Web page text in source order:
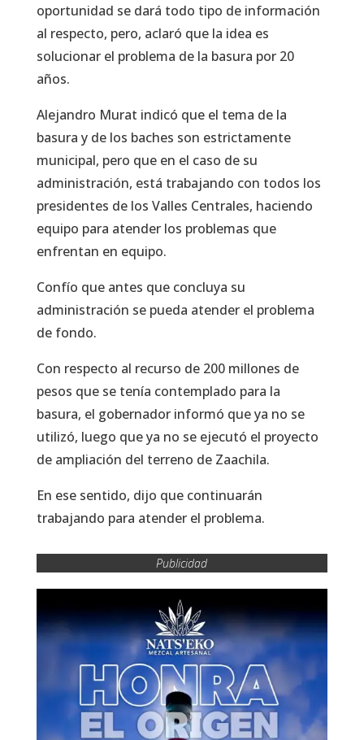
oportunidad se dará todo tipo de información
al respecto, pero, aclaró que la idea es
solucionar el problema de la basura por 20
años.
Alejandro Murat indicó que el tema de la
basura y de los baches son estrictamente
municipal, pero que en el caso de su
administración, está trabajando con todos los
presidentes de los Valles Centrales, haciendo
equipo para atender los problemas que
enfrentan en equipo.
Confío que antes que concluya su
administración se pueda atender el problema
de fondo.
Con respecto al recurso de 200 millones de
pesos que se tenía contemplado para la
basura, el gobernador informó que ya no se
utilizó, luego que ya no se ejecutó el proyecto
de ampliación del terreno de Zaachila.
En ese sentido, dijo que continuarán
trabajando para atender el problema.
Publicidad